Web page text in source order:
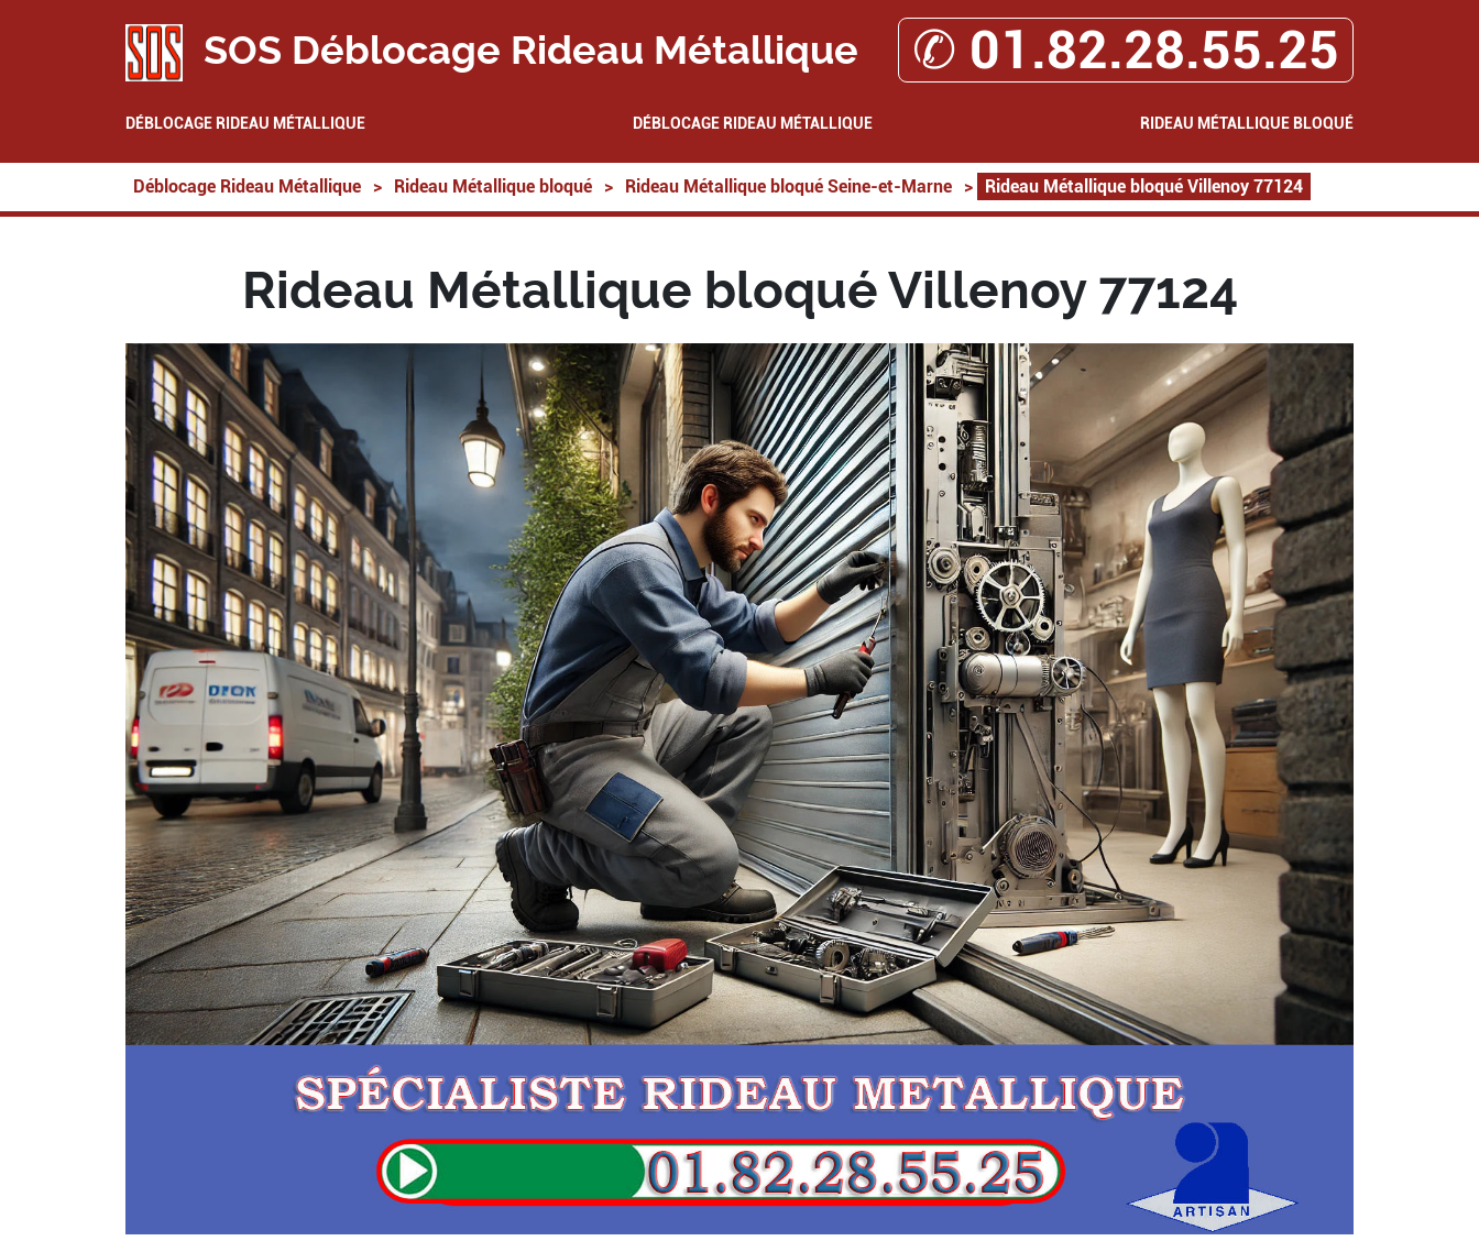
SOS Déblocage Rideau Métallique ✆ 01.82.28.55.25
DÉBLOCAGE RIDEAU MÉTALLIQUE DÉBLOCAGE RIDEAU MÉTALLIQUE RIDEAU MÉTALLIQUE BLOQUÉ
Déblocage Rideau Métallique > Rideau Métallique bloqué > Rideau Métallique bloqué Seine-et-Marne > Rideau Métallique bloqué Villenoy 77124
Rideau Métallique bloqué Villenoy 77124